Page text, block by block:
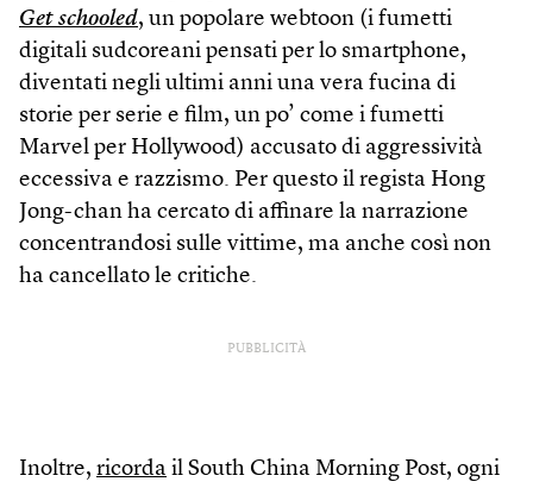
Get schooled, un popolare webtoon (i fumetti
digitali sudcoreani pensati per lo smartphone,
diventati negli ultimi anni una vera fucina di
storie per serie e film, un po’ come i fumetti
Marvel per Hollywood) accusato di aggressività
eccessiva e razzismo. Per questo il regista Hong
Jong-chan ha cercato di affinare la narrazione
concentrandosi sulle vittime, ma anche così non
ha cancellato le critiche.
PUBBLICITÀ
Inoltre, ricorda il South China Morning Post, ogni